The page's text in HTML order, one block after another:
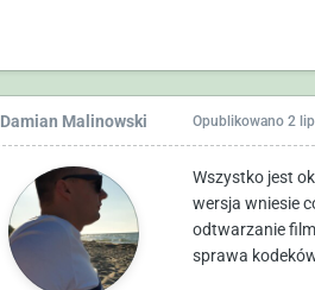
Damian Malinowski Opublikowano 2
Wszystko jest
wersja wniesie
odtwarzanie
sprawa